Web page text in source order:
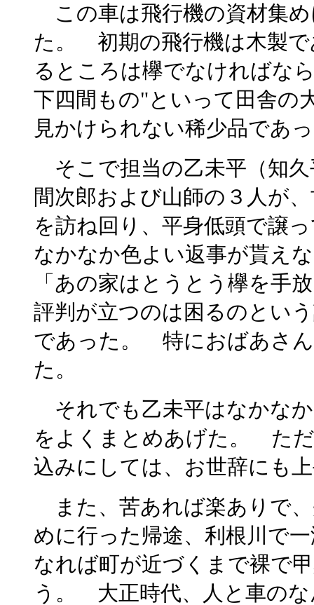
この車は飛行機の資材集
た。 初期の飛行機は木製
るところは欅でなければな
下四間もの"といって田舎の
見かけられない稀少品であ
そこで担当の乙未平（知
間次郎および山師の３人が
を訪ね回り、平身低頭で譲
なかなか色よい返事が貰え
「あの家はとうとう欅を手
評判が立つのは困るのとい
であった。 特におばあさ
た。
それでも乙未平はなかな
をよくまとめあげた。 た
込みにしては、お世辞にも
また、苦あれば楽ありで
めに行った帰途、利根川で
なれば町が近づくまで裸で
う。 大正時代、人と車の